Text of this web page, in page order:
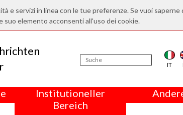
e servizi in linea con le tue preferenze. Se vuoi
suo elemento acconsenti all'uso dei cookie.
IT
Institutioneller
Bereich